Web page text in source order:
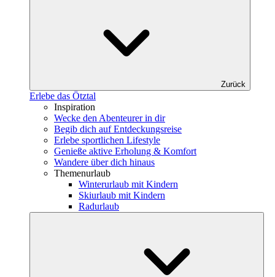
Zurück
Erlebe das Ötztal
Inspiration
Wecke den Abenteurer in dir
Begib dich auf Entdeckungsreise
Erlebe sportlichen Lifestyle
Genieße aktive Erholung & Komfort
Wandere über dich hinaus
Themenurlaub
Winterurlaub mit Kindern
Skiurlaub mit Kindern
Radurlaub